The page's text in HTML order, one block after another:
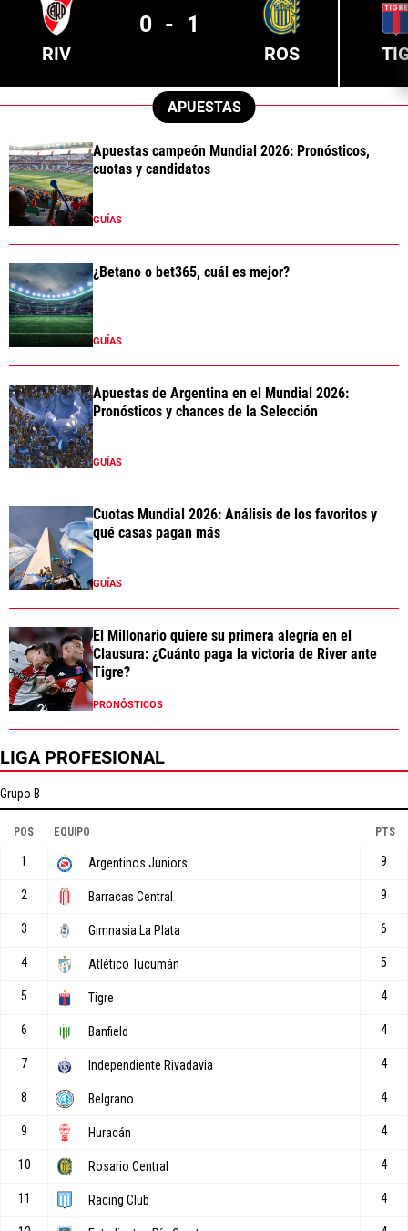
RIV
0 - 1
ROS
APUESTAS
Apuestas campeón Mundial 2026: Pronósticos,
cuotas y candidatos
GUÍAS
¿Betano o bet365, cuál es mejor?
GUÍAS
Apuestas de Argentina en el Mundial 2026:
Pronósticos y chances de la Selección
GUÍAS
Cuotas Mundial 2026: Análisis de los favoritos y
qué casas pagan más
GUÍAS
El Millonario quiere su primera alegría en el
Clausura: ¿Cuánto paga la victoria de River ante
Tigre?
PRONÓSTICOS
LIGA PROFESIONAL